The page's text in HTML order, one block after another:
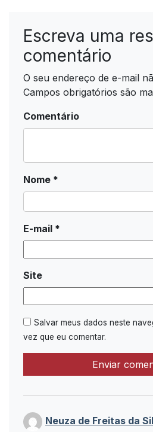
Escreva uma
comentário
O seu endereço de e-mail
Campos obrigatórios são
Comentário
Nome *
E-mail *
Site
Salvar meus dados neste
vez que eu comentar.
Neuza de Freitas da